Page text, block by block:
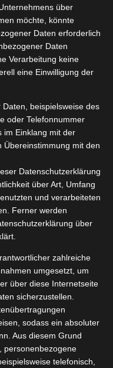
Stern
Weiterlesen
über
möchte, könnte
Daten erforderlich
Daten
Verarbeitung keine
eine Einwilligung der
beispielsweise des
oder Telefonnummer
im Einklang mit der
Übereinstimmung mit den
Datenschutzerklärung
über Art, Umfang
und verarbeiteten
Ferner werden
über
zahlreiche
umgesetzt, um
über diese Internetseite
sicherzustellen.
sodass ein absoluter
Aus diesem Grund
personenbezogene
telefonisch,